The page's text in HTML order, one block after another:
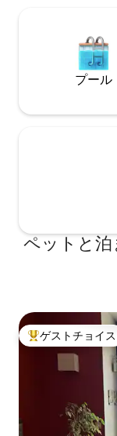
プール
ペットと
大好評のゲスト
ゲストチョイス